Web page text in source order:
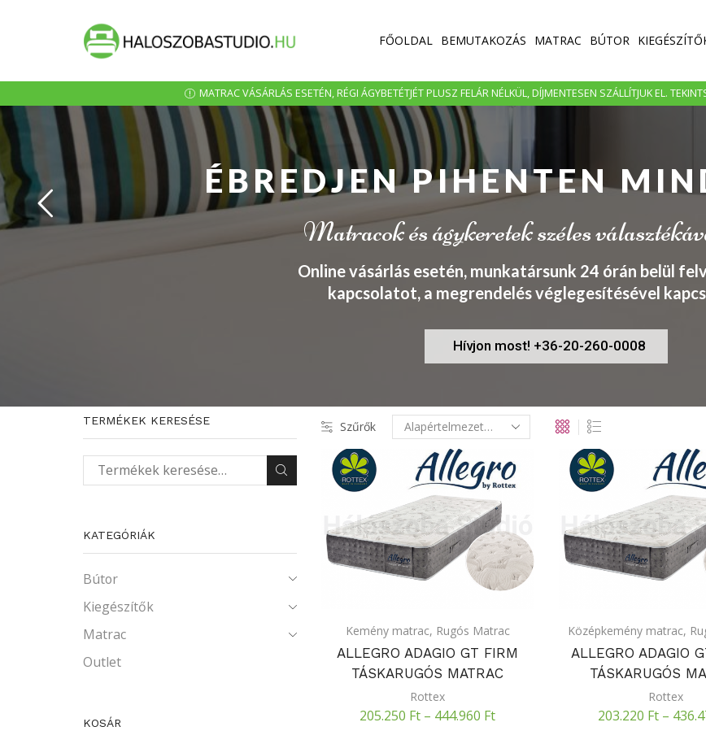
FŐOLDAL BEMUTAKOZÁS MATRAC BÚTOR
MATRAC VÁSÁRLÁS ESETÉN, RÉGI ÁGYBETÉTJÉT PLUSZ FELÁR NÉLKÜL, DÍJMENTESEN SZÁLLÍTJUK EL.
ÉBREDJEN PIHENTEN
Matracok és ágykeretek széles
Online vásárlás esetén, munkatársunk 24 órán belül
kapcsolatot, a megrendelés véglegesítésével
Hívjon most! +36-20-260-0008
Szűrők
Kemény matrac, Rugós Matrac
ALLEGRO ADAGIO GT FIRM
TÁSKARUGÓS MATRAC
Rottex
205.250 Ft – 444.960 Ft
Középkemény matrac,
ALLEGRO ADAGIO
TÁSKARUGÓS
Rottex
203.220 Ft–
TERMÉKEK KERESÉSE
Keresés a következőre:
KATEGÓRIÁK
Bútor
Kiegészítők
Matrac
Outlet
KOSÁR